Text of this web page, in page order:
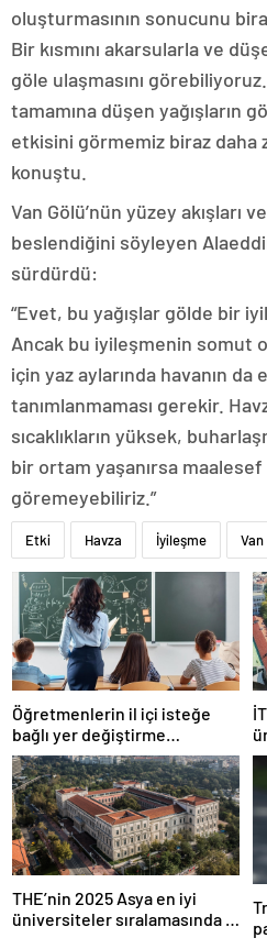
oluşturmasının sonucunu
Bir kısmını akarsularla ve
göle ulaşmasını
tamamına düşen yağışların
etkisini görmemiz biraz daha
konuştu.
Van Gölü’nün yüzey akışları
beslendiğini söyleyen
sürdürdü:
“Evet, bu yağışlar gölde bir
Ancak bu iyileşmenin somut
için yaz aylarında havanın da
tanımlanmaması gerekir.
sıcaklıkların yüksek,
bir ortam yaşanırsa
göremeyebiliriz.”
Etki Havza İyileşme Van
Öğretmenlerin il içi isteğe
bağlı yer değiştirme
başvuruları ne zaman?
THE’nin 2025 Asya en iyi
üniversiteler sıralamasında 4